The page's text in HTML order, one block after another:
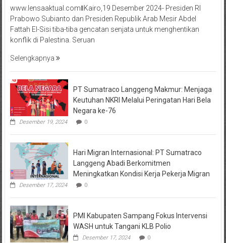
www.lensaaktual.comǁKairo,19 Desember 2024- Presiden RI
Prabowo Subianto dan Presiden Republik Arab Mesir Abdel
Fattah El-Sisi tiba-tiba gencatan senjata untuk menghentikan
konflik di Palestina. Seruan
Selengkapnya
PT Sumatraco Langgeng Makmur: Menjaga
Keutuhan NKRI Melalui Peringatan Hari Bela
Negara ke-76
Desember 19, 2024 0
Hari Migran Internasional: PT Sumatraco
Langgeng Abadi Berkomitmen
Meningkatkan Kondisi Kerja Pekerja Migran
Desember 17, 2024 0
PMI Kabupaten Sampang Fokus Intervensi
WASH untuk Tangani KLB Polio
Desember 17, 2024 0